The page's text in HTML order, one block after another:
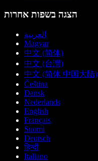
הצגה בשפות אחרות
العربية
Magyar
中文 (简体)
中文 (台灣)
中文 (简体 中国大陆)
Čeština
Dansk
Nederlands
English
Français
Suomi
Deutsch
हिन्दी
Italiano